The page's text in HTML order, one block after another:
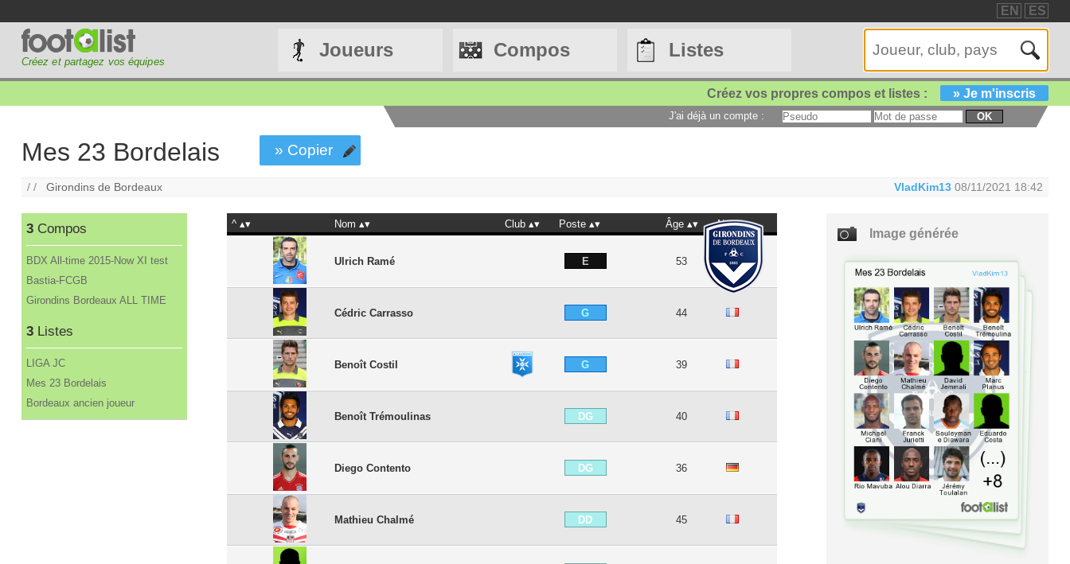
EN ES
Créez et partagez vos équipes
Joueurs Compos Listes
Créez vos propres compos et listes : » Je m'inscris
J'ai déjà un compte : OK
Mes 23 Bordelais » Copier
/ /Girondins de Bordeaux VladKim13 08/11/2021 18:42
3 Compos
BDX All-time 2015-Now XI test
Bastia-FCGB
Girondins Bordeaux ALL TIME
3 Listes
LIGA JC
Mes 23 Bordelais
Bordeaux ancien joueur
^ Nom Club Poste Âge Nat
Ulrich Ramé E 53
Cédric Carrasso G 44
Benoît Costil G 39
Benoît Trémoulinas DG 40
Diego Contento DG 36
Mathieu Chalmé DD 45
Image générée